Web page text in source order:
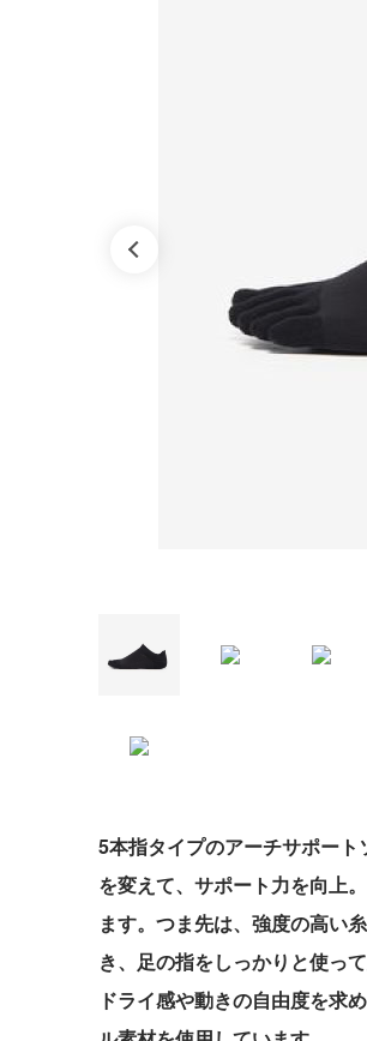
5本指タイプのアーチサポー
を変えて、サポート力を向上
ます。つま先は、強度の高い
き、足の指をしっかりと使っ
ドライ感や動きの自由度を求